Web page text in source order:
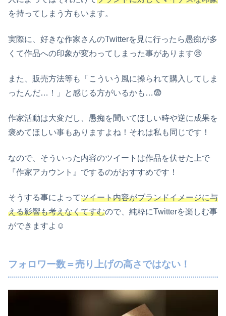
を持ってしまう方もいます。
実際に、好きな作家さんのTwitterを見に行ったら愚痴が多
くて作品への印象が変わってしまった事があります😢
また、販売方法等も「こういう風に操られて購入してしま
ったんだ…！」と感じる方がいるかも…😨
作家活動は大変だし、愚痴を聞いてほしい時や逆に成果を
褒めてほしい事もありますよね！それは私も同じです！
なので、そういった内容のツイートは作品を伏せた上で
『作家アカウント』でするのがおすすめです！
そうする事によってツイート内容がブランドイメージに与
える影響も考えなくてすむので、純粋にTwitterを楽しむ事
ができますよ☺
フォロワー数＝売り上げの高さではない！